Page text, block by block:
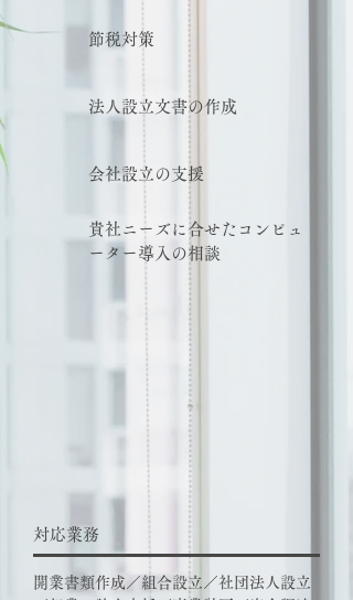
節税対策
法人設立文書の作成
会社設立の支援
貴社ニーズに合せたコンピュ
ーター導入の相談
対応業務
開業書類作成／組合設立／社団法人設立